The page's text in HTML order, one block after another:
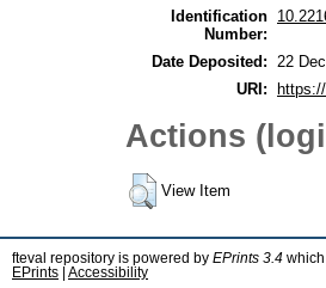
Identification
Number:
Date Deposited:
22
URI:
Actions
View Item
fteval repository is powered by EPrints 3.4
EPrints
Accessibility